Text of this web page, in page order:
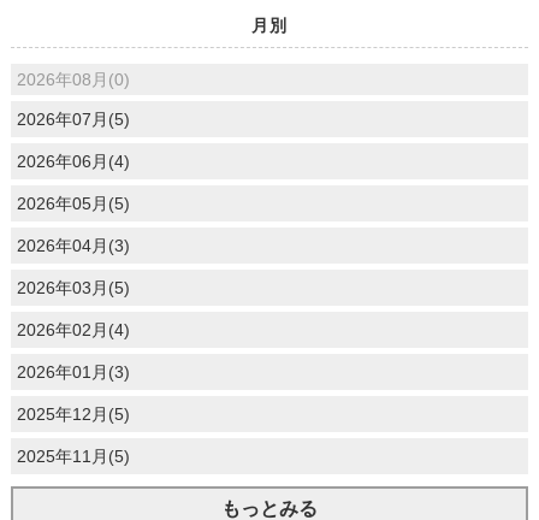
月別
2026年08月(0)
2026年07月(5)
2026年06月(4)
2026年05月(5)
2026年04月(3)
2026年03月(5)
2026年02月(4)
2026年01月(3)
2025年12月(5)
2025年11月(5)
もっとみる